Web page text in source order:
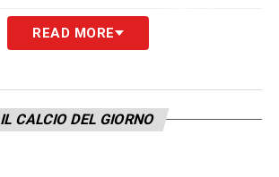
READ MORE
IL CALCIO DEL GIORNO